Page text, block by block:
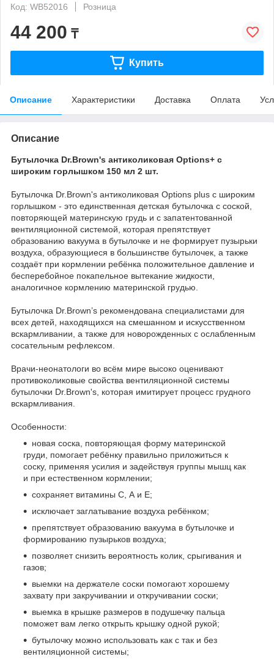
Код: WB52016
Розница
44 200 ₸
Купить
Описание Характеристики Доставка Оплата
Описание
Бутылочка Dr.Brown's антиколиковая Options+ с
широким горлышком 150 мл 2 шт.
Бутылочка Dr.Brown's антиколиковая Options plus с широким
горлышком - это единственная детская бутылочка с соской,
повторяющей материнскую грудь и с запатентованной
вентиляционной системой, которая препятствует
образованию вакуума в бутылочке и не формирует пузырьки
воздуха, образующиеся в большинстве бутылочек, а также
создаёт при кормлении ребёнка положительное давление и
бесперебойное покапельное вытекание жидкости,
аналогичное кормлению материнской грудью.
Бутылочка Dr.Brown’s рекомендована специалистами для
всех детей, находящихся на смешанном и искусственном
вскармливании, а также для новорожденных с ослабленным
сосательным рефлексом.
Врачи-неонатологи во всём мире высоко оценивают
противоколиковые свойства вентиляционной системы
бутылочки Dr.Brown's, которая имитирует процесс грудного
вскармливания.
Особенности:
новая соска, повторяющая форму материнской
груди, помогает ребёнку правильно приложиться к
соску, применяя усилия и задействуя группы мышц как
и при естественном кормлении;
сохраняет витамины С, А и Е;
исключает заглатывание воздуха ребёнком;
препятствует образованию вакуума в бутылочке и
формированию пузырьков воздуха;
позволяет снизить вероятность колик, срыгивания и
газов;
выемки на держателе соски помогают хорошему
захвату при закручивании и откручивании соски;
выемка в крышке размеров в подушечку пальца
поможет вам легко открыть крышку одной рукой;
бутылочку можно использовать как с так и без
вентиляционной системы;